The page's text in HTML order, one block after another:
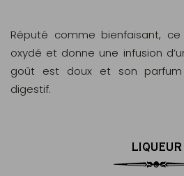
Réputé comme bienfaisant,
oxydé et donne une infusion
goût est doux et son parfum
digestif.
LIQUEUR